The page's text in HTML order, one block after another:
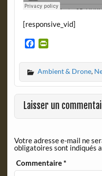
[responsive_vid]
c
e
b
o
o
k
i
n
t
F
r
e
d
l
y
Ambient & Drone,
Laisser un
Votre adresse e-mail ne
obligatoires sont indiqués
Commentaire*